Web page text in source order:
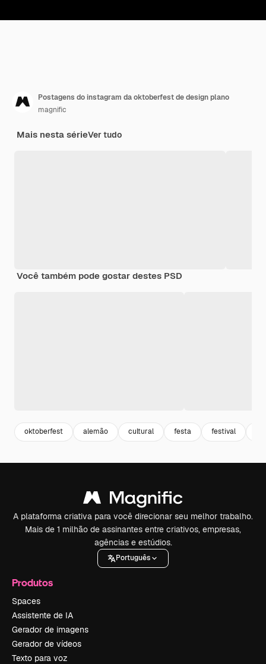
Postagens do instagram da oktoberfest de design plano
magnific
Mais nesta sérieVer tudo
Você também pode gostar destes PSD
oktoberfest alemão cultural festa festival
A plataforma criativa para você direcionar seu melhor trabalho.
Mais de 1 milhão de assinantes entre criativos, empresas,
agências e estúdios.
Português
Produtos
Spaces
Assistente de IA
Gerador de imagens
Gerador de vídeos
Texto para voz